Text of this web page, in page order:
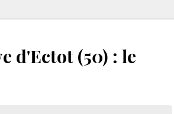
d'Ectot (50) : le